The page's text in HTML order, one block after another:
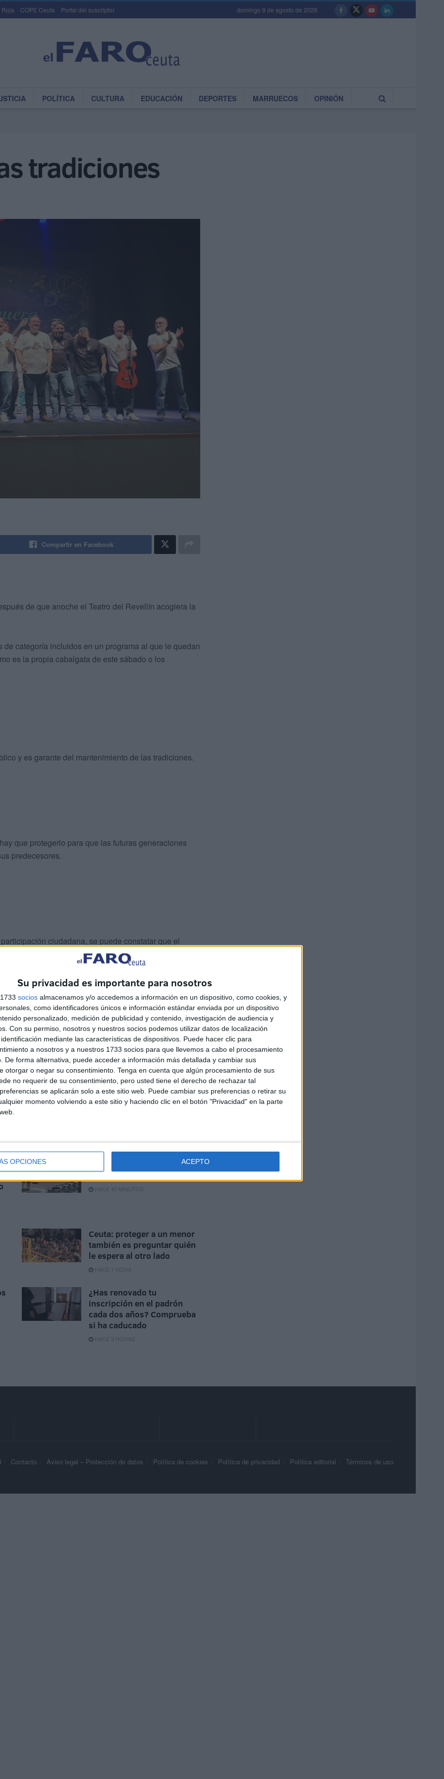
Su privacidad es importante para nosotros
socios almacenamos y/o accedemos a información en un dispositivo, como cookies, y
como identificadores únicos e información estándar enviada por un dispositivo
personalizado, medición de publicidad y contenido, investigación de audiencia y
Con su permiso, nosotros y nuestros socios podemos utilizar datos de localización
mediante las características de dispositivos. Puede hacer clic para
a nosotros y a nuestros 1733 socios para que llevemos a cabo el procesamiento
De forma alternativa, puede acceder a información más detallada y cambiar sus
otorgar o negar su consentimiento. Tenga en cuenta que algún procesamiento de sus
no requerir de su consentimiento, pero usted tiene el derecho de rechazar tal
se aplicarán solo a este sitio web. Puede cambiar sus preferencias o retirar su
momento volviendo a este sitio y haciendo clic en el botón "Privacidad" en la parte
OPCIONES ACEPTO
Roja COPE Ceuta Portal del suscriptor domingo 9 de agosto de 2026
POLÍTICA CULTURA EDUCACIÓN DEPORTES MARRUECOS OPINIÓN
tradiciones
Compartir en Facebook
de que anoche el Teatro del Revellín acogiera la
categoría incluidos en un programa al que le quedan
es la propia cabalgata de este sábado o los
y es garante del mantenimiento de las tradiciones.
que protegerlo para que las futuras generaciones
predecesores.
ciudadana, se puede constatar que el
por mantenerlo y enseñarlo a los más
lo que es toda una tradición y forma parte de la
de crítica bien construida, la que se desarrolla para
siempre en un tono divertido. Larga vida al
La Guardia Civil localiza un
cadáver en Juan XXIII
HACE 40 MINUTOS
Ceuta: proteger a un menor
también es preguntar quién
le espera al otro lado
HACE 1 HORA
¿Has renovado tu
inscripción en el padrón
cada dos años? Comprueba
si ha caducado
HACE 3 HORAS
Contacto Aviso legal – Protección de datos Política de cookies Política de privacidad Política editorial Términos de uso